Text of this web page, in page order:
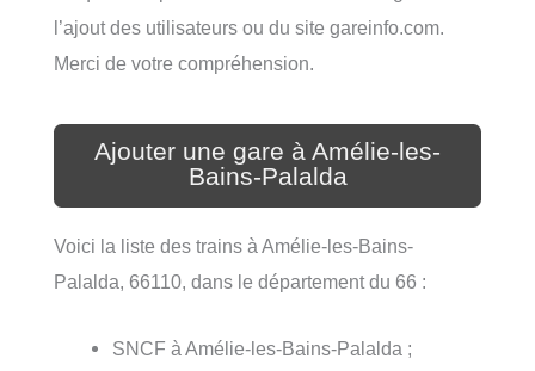
l’ajout des utilisateurs ou du site gareinfo.com.
Merci de votre compréhension.
Ajouter une gare à Amélie-les-
Bains-Palalda
Voici la liste des trains à Amélie-les-Bains-
Palalda, 66110, dans le département du 66 :
SNCF à Amélie-les-Bains-Palalda ;